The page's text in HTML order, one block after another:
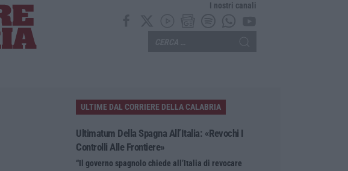
I nostri canali
ULTIME DAL CORRIERE DELLA CALABRIA
Ultimatum Della Spagna All’Italia: «Revochi I
Controlli Alle Frontiere»
“Il governo spagnolo chiede all’Italia di revocare